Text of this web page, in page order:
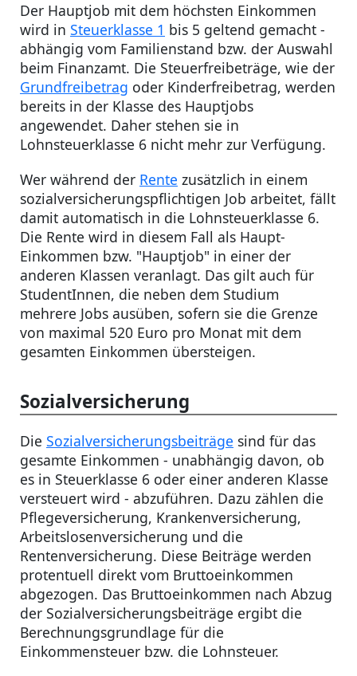
Der Hauptjob mit dem höchsten Einkommen
wird in Steuerklasse 1 bis 5 geltend gemacht -
abhängig vom Familienstand bzw. der Auswahl
beim Finanzamt. Die Steuerfreibeträge, wie der
Grundfreibetrag oder Kinderfreibetrag, werden
bereits in der Klasse des Hauptjobs
angewendet. Daher stehen sie in
Lohnsteuerklasse 6 nicht mehr zur Verfügung.
Wer während der Rente zusätzlich in einem
sozialversicherungspflichtigen Job arbeitet, fällt
damit automatisch in die Lohnsteuerklasse 6.
Die Rente wird in diesem Fall als Haupt-
Einkommen bzw. "Hauptjob" in einer der
anderen Klassen veranlagt. Das gilt auch für
StudentInnen, die neben dem Studium
mehrere Jobs ausüben, sofern sie die Grenze
von maximal 520 Euro pro Monat mit dem
gesamten Einkommen übersteigen.
Sozialversicherung
Die Sozialversicherungsbeiträge sind für das
gesamte Einkommen - unabhängig davon, ob
es in Steuerklasse 6 oder einer anderen Klasse
versteuert wird - abzuführen. Dazu zählen die
Pflegeversicherung, Krankenversicherung,
Arbeitslosenversicherung und die
Rentenversicherung. Diese Beiträge werden
protentuell direkt vom Bruttoeinkommen
abgezogen. Das Bruttoeinkommen nach Abzug
der Sozialversicherungsbeiträge ergibt die
Berechnungsgrundlage für die
Einkommensteuer bzw. die Lohnsteuer.